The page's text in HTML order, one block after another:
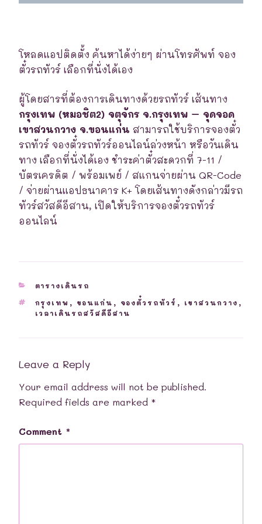
โหลดแอปติดตั้ง ค้นหาได้ง่ายๆ ผ่านโทรศัพท์ จอง
ตั๋วรถทัวร์ เลือกที่นั่งได้เอง
ผู้โดยสารที่ต้องการเดินทางด้วยรถทัวร์ เส้นทาง
กรุงเทพ (หมอชิต2) จตุจักร จ.กรุงเทพ – จุดจอด
เขาสวนกวาง จ.ขอนแก่น สามารถใช้บริการจองตั๋ว
รถทัวร์ จองตั๋วรถทัวร์ออนไลน์ล่วงหน้า หรือวันเดิน
ทาง เลือกที่นั่งได้เอง ชำระค่าตั๋วสะดวกที่ 7-11 /
บัตรเครดิต / พร้อมเพย์ / สแกนจ่ายผ่าน QR-Code
/ จ่ายผ่านแอปธนาคาร K+ โดยเส้นทางดังกล่าวมีรถ
ทัวร์สวัสดีอีสาน, เปิดให้บริการจองตั๋วรถทัวร์
ออนไลน์
CATEGORIES
ตารางเดินรถ
TAGS
กรุงเทพ , ขอนแก่น , จองตั๋วรถทัวร์ , เขาสวนกวาง ,
เวลาเดินรถสวัสดีอีสาน
Leave a Reply
Your email address will not be published.
Required fields are marked *
Comment *